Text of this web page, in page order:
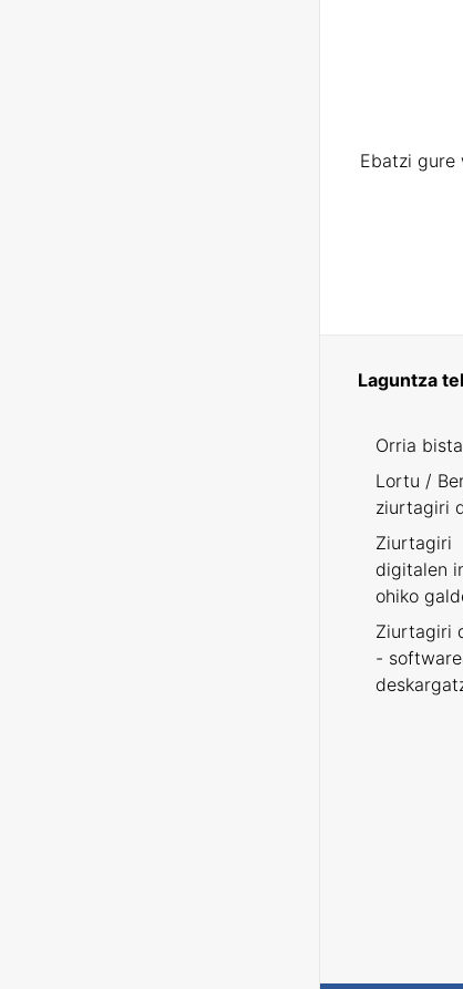
Ebatzi gure
Laguntza
Orria
Lortu /
ziurtagiri
Ziurtagiri
digitalen
ohiko
Ziurtagiri
-